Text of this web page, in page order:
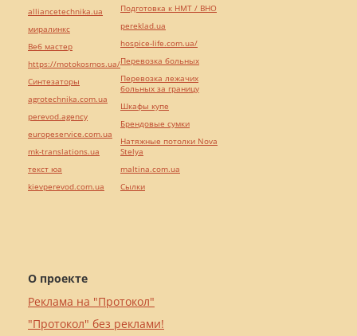
О проекте
Реклама на "Протокол"
"Протокол" без реклами!
alliancetechnika.ua
миралинкс
Веб мастер
https://motokosmos.ua/
Синтезаторы
agrotechnika.com.ua
perevod.agency
europeservice.com.ua
mk-translations.ua
текст юа
kievperevod.com.ua
Подготовка к НМТ / ВНО
pereklad.ua
hospice-life.com.ua/
Перевозка больных
Перевозка лежачих
больных за границу
Шкафы купе
Брендовые сумки
Натяжные потолки Nova
Stelya
maltina.com.ua
Cылки